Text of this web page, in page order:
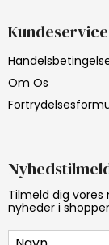
Kundeservice
Om Os
Tilmeld dig
nyheder i